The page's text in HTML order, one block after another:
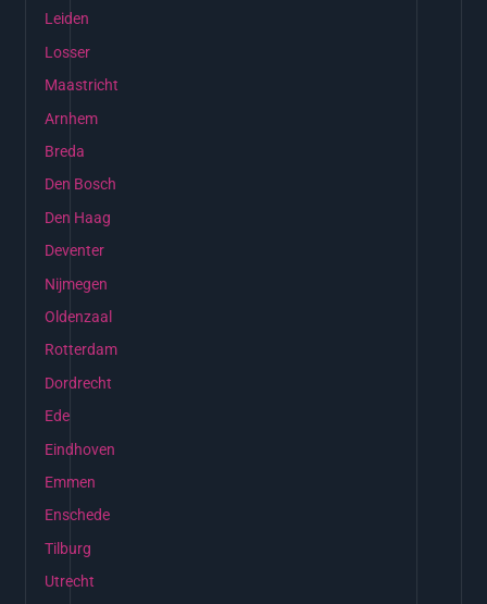
Leiden
Losser
Maastricht
Arnhem
Breda
Den Bosch
Den Haag
Deventer
Nijmegen
Oldenzaal
Rotterdam
Dordrecht
Ede
Eindhoven
Emmen
Enschede
Tilburg
Utrecht